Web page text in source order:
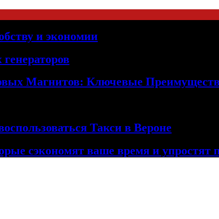
и экономии
Магнитов: Ключевые
Такси в Вероне
сэкономят ваше время и упростят